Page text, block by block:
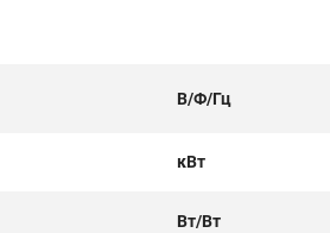
В/Ф/Гц
кВт
Вт/Вт